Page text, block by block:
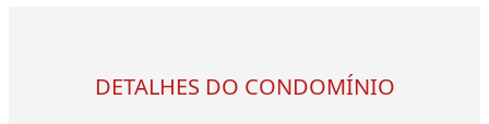
DETALHES DO CONDOMÍNIO